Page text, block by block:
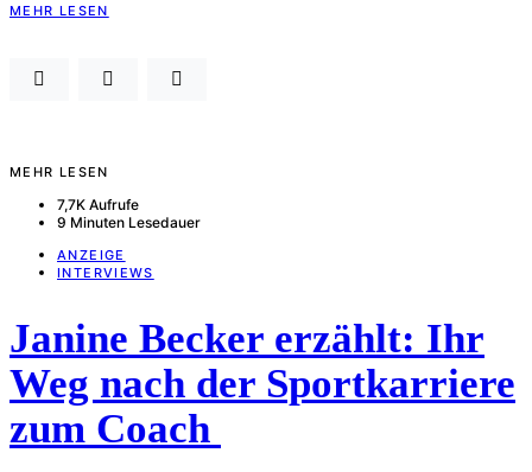
MEHR LESEN
MEHR LESEN
7,7K Aufrufe
9 Minuten Lesedauer
ANZEIGE
INTERVIEWS
Janine Becker erzählt: Ihr
Weg nach der Sportkarriere
zum Coach